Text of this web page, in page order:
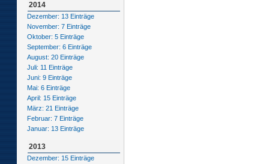
2014
Dezember: 13 Einträge
November: 7 Einträge
Oktober: 5 Einträge
September: 6 Einträge
August: 20 Einträge
Juli: 11 Einträge
Juni: 9 Einträge
Mai: 6 Einträge
April: 15 Einträge
März: 21 Einträge
Februar: 7 Einträge
Januar: 13 Einträge
2013
Dezember: 15 Einträge